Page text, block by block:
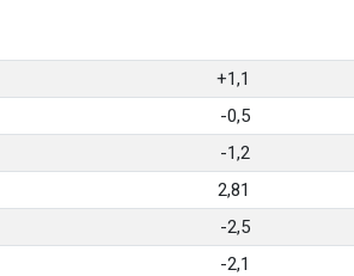
+1,1
-0,5
-1,2
2,81
-2,5
-2,1